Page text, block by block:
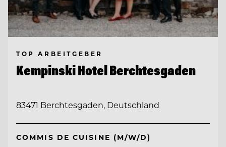
TOP ARBEITGEBER
Kempinski Hotel Berchtesgaden
83471 Berchtesgaden, Deutschland
COMMIS DE CUISINE (M/W/D)